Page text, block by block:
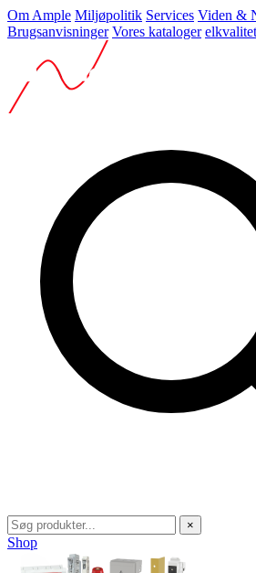
Om Ample Miljøpolitik Services Viden &
Brugsanvisninger Vores kataloger
×
Shop